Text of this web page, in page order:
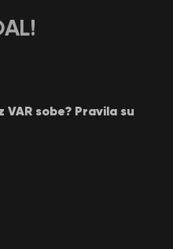
sobe? Pravila su